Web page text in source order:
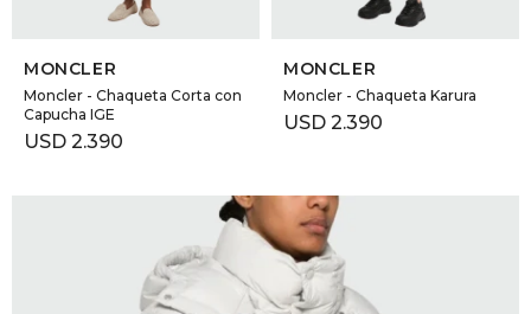
SELECCIONAR TALLE
MONCLER
Moncler - Chaqueta Corta con
Capucha IGE
USD 2.390
SELECCIONAR TALLE
MONCLER
Moncler - Chaqueta Karura
USD 2.390